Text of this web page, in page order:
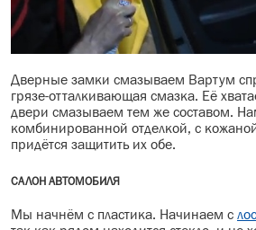
Дверные замки смазываем Вартум
грязе-отталкивающая смазка. Её
двери смазываем тем же составом.
комбинированной отделкой, с
придётся защитить их обе.
САЛОН АВТОМОБИЛЯ
Мы начнём с пластика. Начинаем с